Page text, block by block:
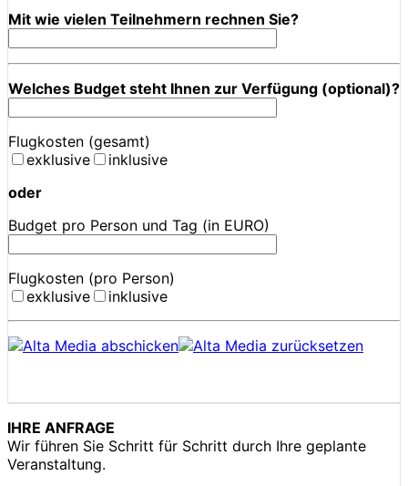
Mit wie vielen Teilnehmern rechnen Sie?
Welches Budget steht Ihnen zur Verfügung (optional)?
Flugkosten (gesamt)
exklusive
inklusive
oder
Budget pro Person und Tag (in EURO)
Flugkosten (pro Person)
exklusive
inklusive
IHRE ANFRAGE
Wir führen Sie Schritt für Schritt durch Ihre geplante
Veranstaltung.